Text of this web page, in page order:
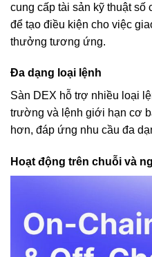
cung cấp tài sản kỹ thuật số
để tạo điều kiện cho việc
thưởng tương ứng.
Đa dạng loại lệnh
Sàn DEX hỗ trợ nhiều loại
trường và lệnh giới hạn cơ
hơn, đáp ứng nhu cầu đa
Hoạt động trên chuỗi và